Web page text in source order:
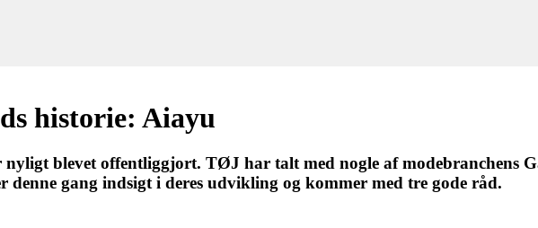
historie: Aiayu
nyligt blevet offentliggjort. TØJ har talt med nogle af modebranchens
denne gang indsigt i deres udvikling og kommer med tre gode råd.